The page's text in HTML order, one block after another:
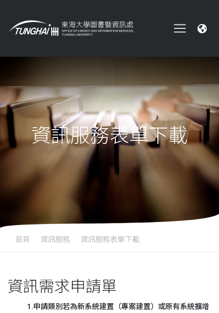
資訊服務表單下載
首頁 資訊服務 資訊服務表單下載
資訊需求申請單
1.申請類別若為新系統建置（專案建置）或原有系統擴增